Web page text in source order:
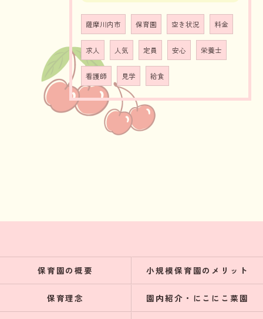
薩摩川内市 保育園 空き状況 料金
求人 人気 定員 安心 栄養士
看護師 見学 給食
保育園の概要 小規模保育園のメリット
保育理念 園内紹介・にこにこ菜園